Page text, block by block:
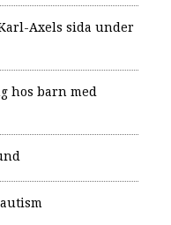
Axels sida under
hos barn med